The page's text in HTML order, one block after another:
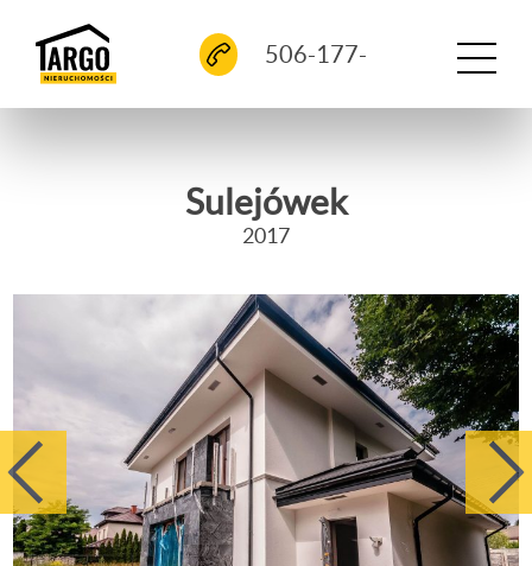
O FIRMIE
NA SPRZEDAŻ
506-177-
Sulejówek
2017